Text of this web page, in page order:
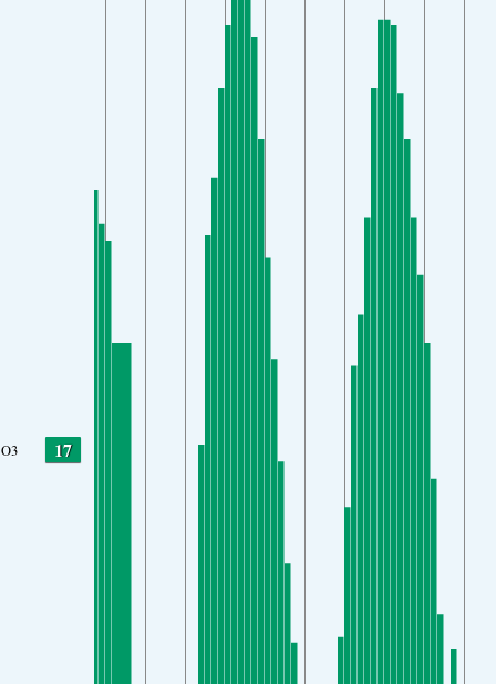
O3 17